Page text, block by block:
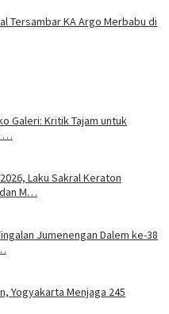
Tersambar KA Argo Merbabu di
Galeri: Kritik Tajam untuk
…
Laku Sakral Keraton
M…
Jumenengan Dalem ke-38
Yogyakarta Menjaga 245